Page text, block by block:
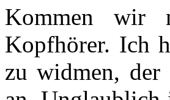
Kommen wir
Kopfhörer. Ich
zu widmen, der